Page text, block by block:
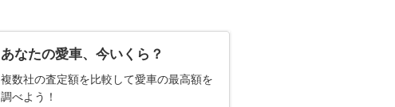
あなたの愛車、今いくら？
複数社の査定額を比較して愛車の最高額を
調べよう！